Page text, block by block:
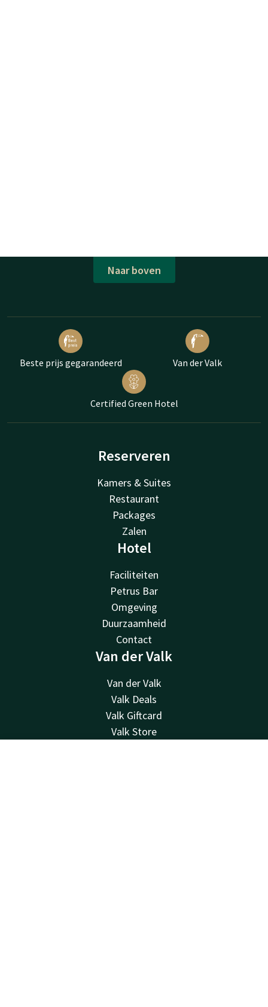
Naar boven
Beste prijs gegarandeerd Van der Valk
Certified Green Hotel
Reserveren
Kamers & Suites
Restaurant
Packages
Zalen
Hotel
Faciliteiten
Petrus Bar
Omgeving
Duurzaamheid
Contact
Van der Valk
Van der Valk
Valk Deals
Valk Giftcard
Valk Store